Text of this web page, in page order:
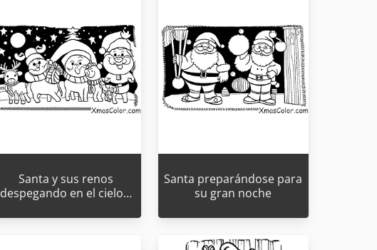
Santa y sus renos
despegando en el cielo…
Santa preparándose para
su gran noche